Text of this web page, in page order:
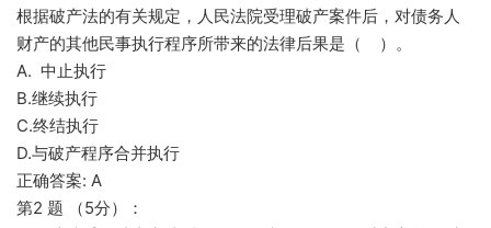
根据破产法的有关规定，人民法院受理破产案件后，对债务人
财产的其他民事执行程序所带来的法律后果是（ ）。
A. 中止执行
B.继续执行
C.终结执行
D.与破产程序合并执行
正确答案: A
第2 题 （5分）：